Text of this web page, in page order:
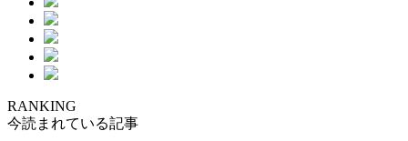
RANKING
今読まれている記事